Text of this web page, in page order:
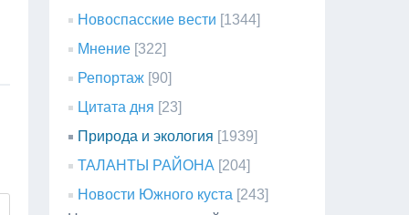
Новоспасские вести [1344]
Мнение [322]
Репортаж [90]
Цитата дня [23]
Природа и экология [1939]
ТАЛАНТЫ РАЙОНА [204]
Новости Южного куста [243]